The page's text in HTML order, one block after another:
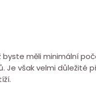
měli minimální
však velmi důležité